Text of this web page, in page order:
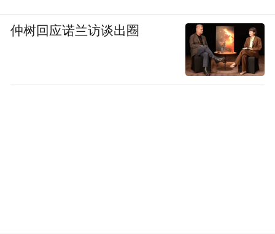
仲树回应诺兰访谈出圈